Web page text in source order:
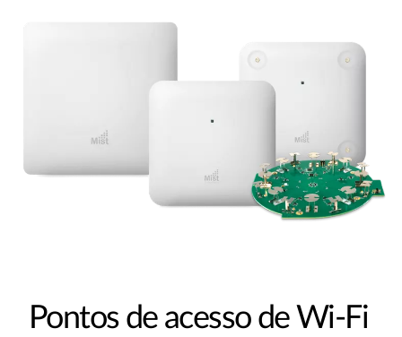
Pontos de acesso de Wi-Fi